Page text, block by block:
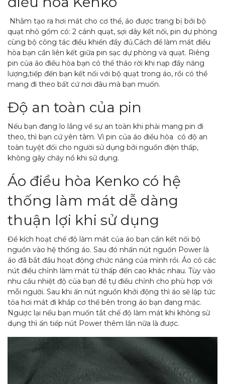
Nhằm tạo ra hơi mát cho cơ thể, áo được trang bị bới bộ
quạt nhỏ gồm có: 2 cánh quạt, sợi dây kết nối, pin dự phòng
cùng bộ công tác điều khiển đầy đủ.Cách để làm mát điều
hòa bạn cần liên kết giữa pin sạc dự phòng và quạt. Riêng
pin của áo điều hòa bạn có thể tháo rời khi nạp đầy năng
lượng,tiếp đến bạn kết nối với bộ quạt trong áo, rồi có thể
mang đi theo bất cứ nơi đâu mà bạn muốn.
Độ an toàn của pin
Nếu bạn đang lo lắng về sự an toàn khi phải mang pin đi
theo, thì bạn cứ yên tâm. Vì pin của áo điều hòa có độ an
toàn tuyệt đối cho người sử dụng bởi nguồn điện thấp,
không gây cháy nổ khi sử dụng.
Áo điều hòa Kenko có hệ
thống làm mát dễ dàng
thuận lợi khi sử dụng
Để kích hoạt chế độ làm mát của áo bạn cần kết nối bộ
nguồn vào hệ thống áo. Sau đó nhấn nút nguồn Power là
áo đã bắt đầu hoạt động chức năng của mình rồi. Áo có các
nút điều chỉnh làm mát từ thấp đến cao khác nhau. Tùy vào
nhu cầu nhiệt độ của bạn để tự điều chỉnh cho phù hợp với
mỗi người. Sau khi ấn nút nguồn khởi động thì áo sẽ lập tức
tỏa hơi mát đi khắp cơ thể bên trong áo bạn đang mặc.
Ngược lại nếu bạn muốn tắt chế độ làm mát khi không sử
dụng thì ấn tiếp nút Power thêm lần nữa là được.